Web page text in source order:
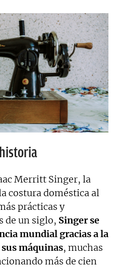
Merritt Singer, la
costura doméstica al
prácticas y
de un siglo, Singer se
mundial gracias a la
máquinas, muchas
más de cien